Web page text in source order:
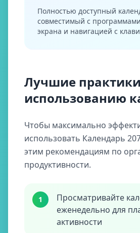
Полностью доступный
совместимый с
экрана и навигацией с
Лучшие
использованию
Чтобы максимально
использовать Календарь
этим рекомендациям по
продуктивности.
1
Просматривайте
еженедельно для
активности